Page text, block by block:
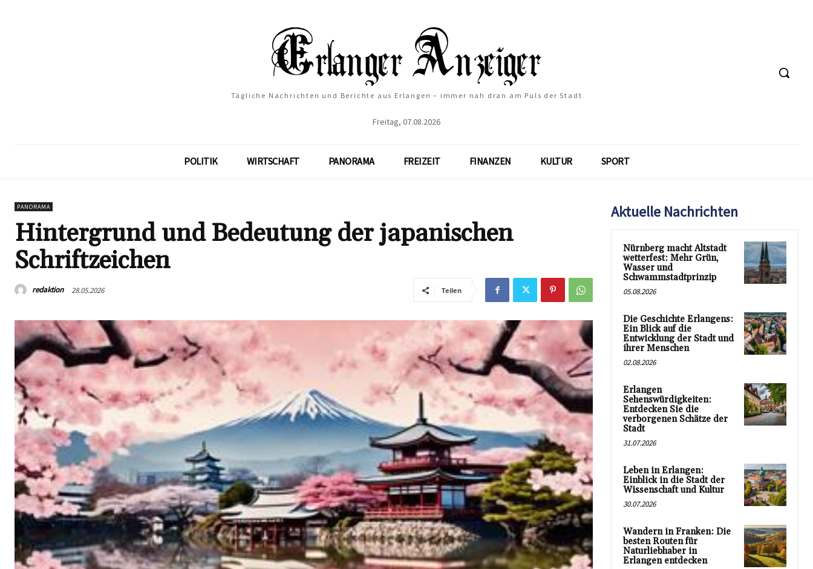
Tägliche Nachrichten und Berichte aus Erlangen – immer nah dran am Puls der Stadt
Freitag, 07.08.2026
POLITIK WIRTSCHAFT PANORAMA FREIZEIT FINANZEN KULTUR SPORT
PANORAMA
Hintergrund und Bedeutung der japanischen
Schriftzeichen
redaktion 28.05.2026 Teilen
Aktuelle Nachrichten
Nürnberg macht Altstadt
wetterfest: Mehr Grün,
Wasser und
Schwammstadtprinzip
05.08.2026
Die Geschichte Erlangens:
Ein Blick auf die
Entwicklung der Stadt und
ihrer Menschen
02.08.2026
Erlangen
Sehenswürdigkeiten:
Entdecken Sie die
verborgenen Schätze der
Stadt
31.07.2026
Leben in Erlangen:
Einblick in die Stadt der
Wissenschaft und Kultur
30.07.2026
Wandern in Franken: Die
besten Routen für
Naturliebhaber in
Erlangen entdecken